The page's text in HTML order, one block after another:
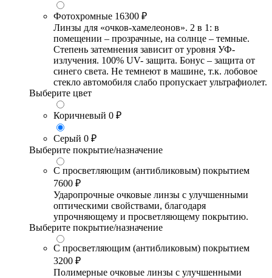
Фотохромные 16300 ₽
Линзы для «очков-хамелеонов». 2 в 1: в
помещении – прозрачные, на солнце – темные.
Степень затемнения зависит от уровня УФ-
излучения. 100% UV- защита. Бонус – защита от
синего света. Не темнеют в машине, т.к. лобовое
стекло автомобиля слабо пропускает ультрафиолет.
Выберите цвет
Коричневый 0 ₽
Серый 0 ₽
Выберите покрытие/назначение
С просветляющим (антибликовым) покрытием
7600 ₽
Ударопрочные очковые линзы с улучшенными
оптическими свойствами, благодаря
упрочняющему и просветляющему покрытию.
Выберите покрытие/назначение
С просветляющим (антибликовым) покрытием
3200 ₽
Полимерные очковые линзы с улучшенными